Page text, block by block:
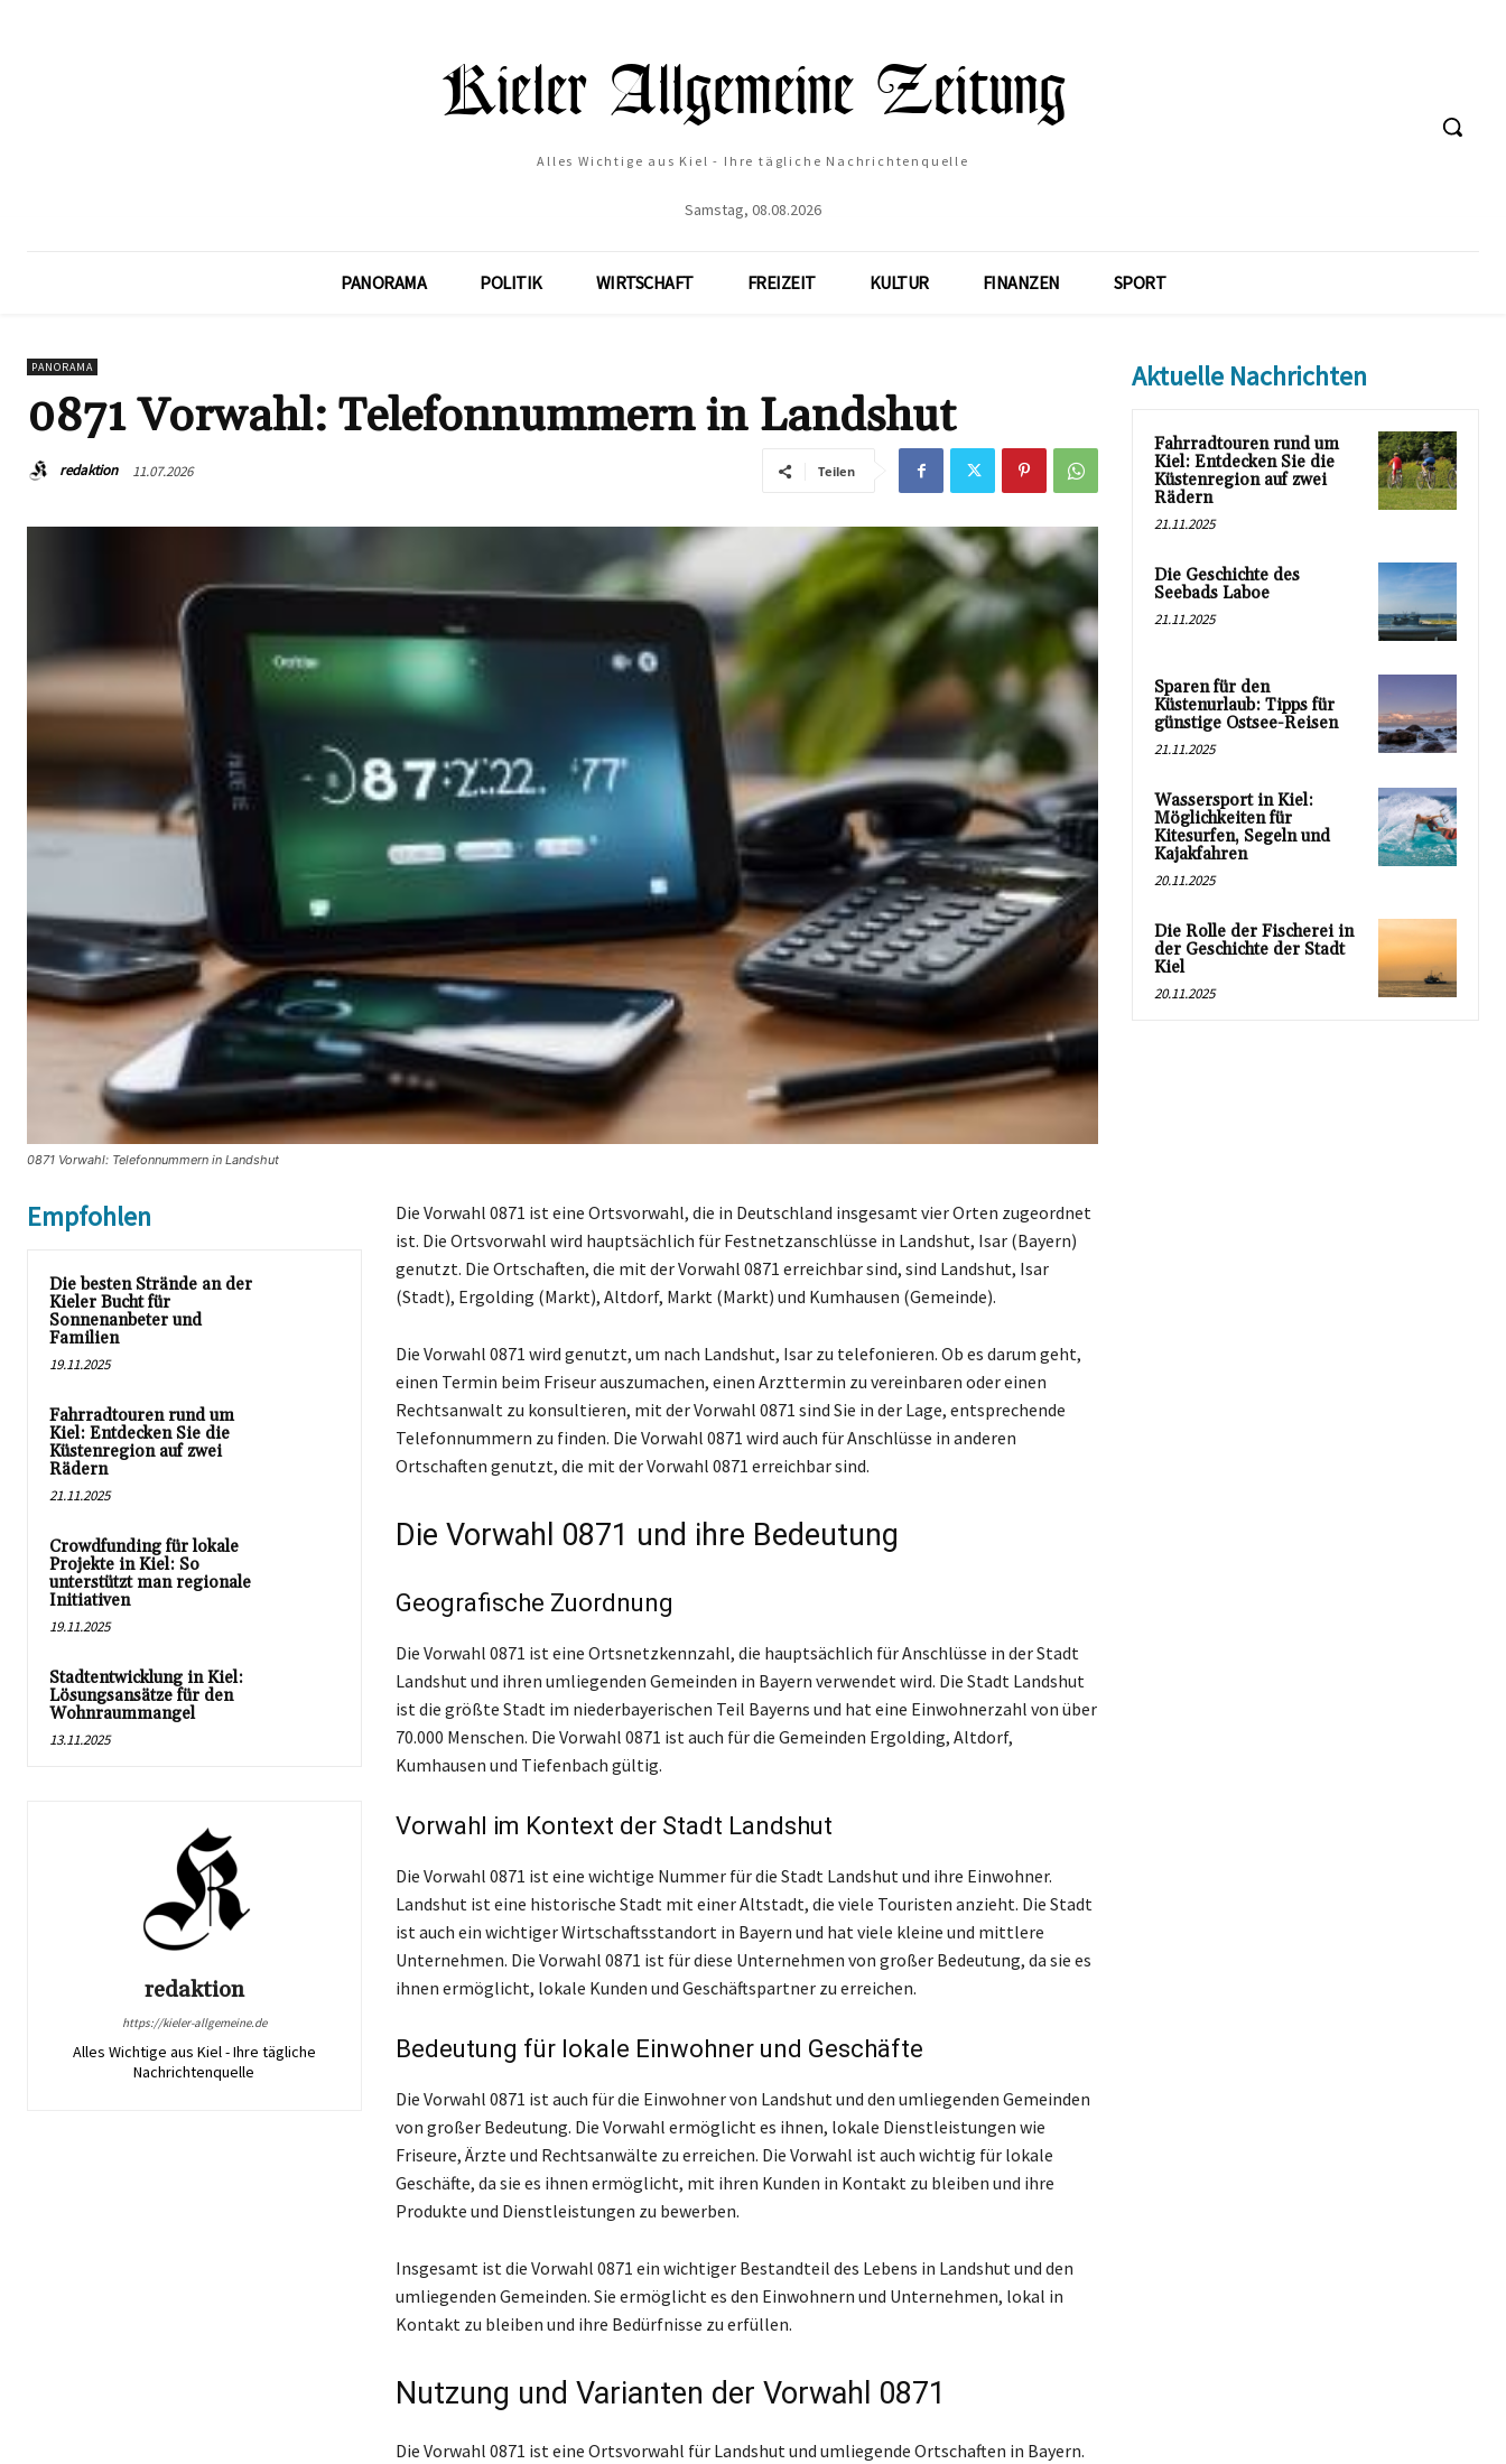
Alles Wichtige aus Kiel - Ihre tägliche Nachrichtenquelle
Samstag, 08.08.2026
PANORAMA POLITIK WIRTSCHAFT FREIZEIT KULTUR FINANZEN SPORT
PANORAMA
0871 Vorwahl: Telefonnummern in Landshut
redaktion 11.07.2026 Teilen
0871 Vorwahl: Telefonnummern in Landshut
Empfohlen
Die besten Strände an der
Kieler Bucht für
Sonnenanbeter und
Familien
19.11.2025
Fahrradtouren rund um
Kiel: Entdecken Sie die
Küstenregion auf zwei
Rädern
21.11.2025
Crowdfunding für lokale
Projekte in Kiel: So
unterstützt man regionale
Initiativen
19.11.2025
Stadtentwicklung in Kiel:
Lösungsansätze für den
Wohnraummangel
13.11.2025
redaktion
https://kieler-allgemeine.de
Alles Wichtige aus Kiel - Ihre tägliche
Nachrichtenquelle
Die Vorwahl 0871 ist eine Ortsvorwahl, die in Deutschland insgesamt vier Orten zugeordnet
ist. Die Ortsvorwahl wird hauptsächlich für Festnetzanschlüsse in Landshut, Isar (Bayern)
genutzt. Die Ortschaften, die mit der Vorwahl 0871 erreichbar sind, sind Landshut, Isar
(Stadt), Ergolding (Markt), Altdorf, Markt (Markt) und Kumhausen (Gemeinde).
Die Vorwahl 0871 wird genutzt, um nach Landshut, Isar zu telefonieren. Ob es darum geht,
einen Termin beim Friseur auszumachen, einen Arzttermin zu vereinbaren oder einen
Rechtsanwalt zu konsultieren, mit der Vorwahl 0871 sind Sie in der Lage, entsprechende
Telefonnummern zu finden. Die Vorwahl 0871 wird auch für Anschlüsse in anderen
Ortschaften genutzt, die mit der Vorwahl 0871 erreichbar sind.
Die Vorwahl 0871 und ihre Bedeutung
Geografische Zuordnung
Die Vorwahl 0871 ist eine Ortsnetzkennzahl, die hauptsächlich für Anschlüsse in der Stadt
Landshut und ihren umliegenden Gemeinden in Bayern verwendet wird. Die Stadt Landshut
ist die größte Stadt im niederbayerischen Teil Bayerns und hat eine Einwohnerzahl von über
70.000 Menschen. Die Vorwahl 0871 ist auch für die Gemeinden Ergolding, Altdorf,
Kumhausen und Tiefenbach gültig.
Vorwahl im Kontext der Stadt Landshut
Die Vorwahl 0871 ist eine wichtige Nummer für die Stadt Landshut und ihre Einwohner.
Landshut ist eine historische Stadt mit einer Altstadt, die viele Touristen anzieht. Die Stadt
ist auch ein wichtiger Wirtschaftsstandort in Bayern und hat viele kleine und mittlere
Unternehmen. Die Vorwahl 0871 ist für diese Unternehmen von großer Bedeutung, da sie es
ihnen ermöglicht, lokale Kunden und Geschäftspartner zu erreichen.
Bedeutung für lokale Einwohner und Geschäfte
Die Vorwahl 0871 ist auch für die Einwohner von Landshut und den umliegenden Gemeinden
von großer Bedeutung. Die Vorwahl ermöglicht es ihnen, lokale Dienstleistungen wie
Friseure, Ärzte und Rechtsanwälte zu erreichen. Die Vorwahl ist auch wichtig für lokale
Geschäfte, da sie es ihnen ermöglicht, mit ihren Kunden in Kontakt zu bleiben und ihre
Produkte und Dienstleistungen zu bewerben.
Insgesamt ist die Vorwahl 0871 ein wichtiger Bestandteil des Lebens in Landshut und den
umliegenden Gemeinden. Sie ermöglicht es den Einwohnern und Unternehmen, lokal in
Kontakt zu bleiben und ihre Bedürfnisse zu erfüllen.
Nutzung und Varianten der Vorwahl 0871
Die Vorwahl 0871 ist eine Ortsvorwahl für Landshut und umliegende Ortschaften in Bayern.
Aktuelle Nachrichten
Fahrradtouren rund um
Kiel: Entdecken Sie die
Küstenregion auf zwei
Rädern
21.11.2025
Die Geschichte des
Seebads Laboe
21.11.2025
Sparen für den
Küstenurlaub: Tipps für
günstige Ostsee-Reisen
21.11.2025
Wassersport in Kiel:
Möglichkeiten für
Kitesurfen, Segeln und
Kajakfahren
20.11.2025
Die Rolle der Fischerei in
der Geschichte der Stadt
Kiel
20.11.2025